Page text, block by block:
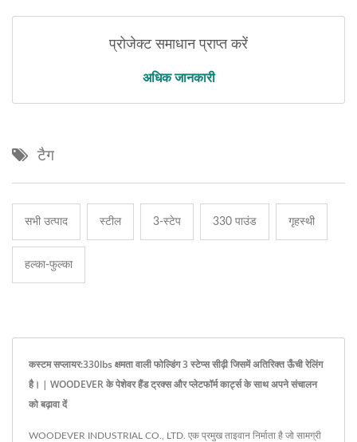
प्रोजेक्ट समाधान प्राप्त करें
अधिक जानकारी
टैग
सभी उत्पाद स्टील 3-स्टेप 330 पाउंड गृहस्थी
हल्का-फुल्का
कस्टम सप्लायर:330lbs क्षमता वाली फोल्डिंग 3 स्टेप्स सीढ़ी जिसमें अतिरिक्त ऊँची रेलिंग
है। | WOODEVER के पेशेवर हैंड ट्रक्स और प्लेटफॉर्म कार्ट्स के साथ अपने संचालन
को बढ़ावा दें
WOODEVER INDUSTRIAL CO., LTD. एक प्रमुख ताइवान निर्माता है जो सामग्री